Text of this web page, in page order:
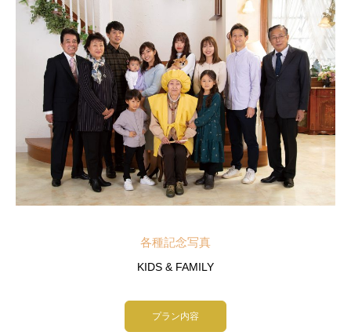
各種記念写真
KIDS & FAMILY
プラン内容